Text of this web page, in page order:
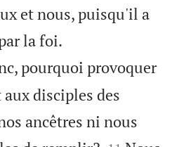
et nous, puisqu'il a
la foi.
pourquoi provoquer
disciples des
ancêtres ni nous